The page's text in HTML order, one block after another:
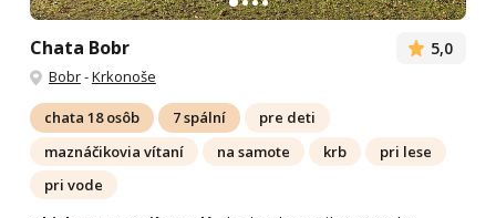
Chata Bobr 5,0
Bobr-Krkonoše
chata 18 osôb 7 spální
pre deti
maznáčikovia vítaní
na samote krb
pri lese
pri vode